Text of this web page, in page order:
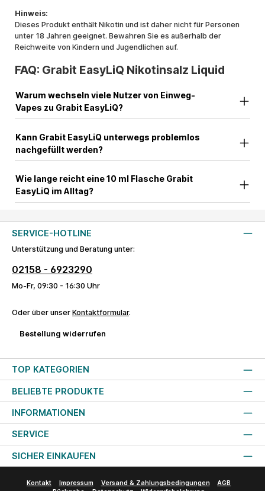
Hinweis:
Dieses Produkt enthält Nikotin und ist daher nicht für Personen
unter 18 Jahren geeignet. Bewahren Sie es außerhalb der
Reichweite von Kindern und Jugendlichen auf.
FAQ: Grabit EasyLiQ Nikotinsalz Liquid
Warum wechseln viele Nutzer von Einweg-
Vapes zu Grabit EasyLiQ?
Kann Grabit EasyLiQ unterwegs problemlos
nachgefüllt werden?
Wie lange reicht eine 10 ml Flasche Grabit
EasyLiQ im Alltag?
SERVICE-HOTLINE
Unterstützung und Beratung unter:
02158 - 6923290
Mo-Fr, 09:30 - 16:30 Uhr
Oder über unser Kontaktformular.
Bestellung widerrufen
TOP KATEGORIEN
BELIEBTE PRODUKTE
INFORMATIONEN
SERVICE
SICHER EINKAUFEN
Kontakt Impressum Versand & Zahlungsbedingungen
AGB